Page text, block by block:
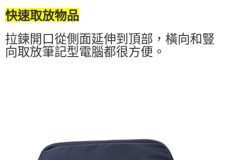
快速取放物品
拉鍊開口從側面延伸到頂部，橫向和豎
向取放筆記型電腦都很方便。